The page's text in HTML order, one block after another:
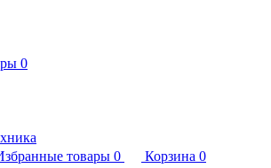
0
товары 0 Корзина 0